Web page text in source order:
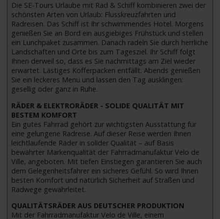
Die SE-Tours Urlaube mit Rad & Schiff kombinieren zwei der
schönsten Arten von Urlaub: Flusskreuzfahrten und
Radreisen. Das Schiff ist Ihr schwimmendes Hotel. Morgens
genießen Sie an Bord ein ausgiebiges Frühstück und stellen
ein Lunchpaket zusammen. Danach radeln Sie durch herrliche
Landschaften und Orte bis zum Tagesziel. Ihr Schiff folgt
Ihnen derweil so, dass es Sie nachmittags am Ziel wieder
erwartet. Lästiges Kofferpacken entfällt. Abends genießen
Sie ein leckeres Menü und lassen den Tag ausklingen:
gesellig oder ganz in Ruhe.
RÄDER & ELEKTRORÄDER - SOLIDE QUALITÄT MIT
BESTEM KOMFORT
Ein gutes Fahrrad gehört zur wichtigsten Ausstattung für
eine gelungene Radreise. Auf dieser Reise werden Ihnen
leichtlaufende Räder in solider Qualität – auf Basis
bewährter Markenqualität der Fahrradmanufaktur Velo de
Ville, angeboten. Mit tiefen Einstiegen garantieren Sie auch
dem Gelegenheitsfahrer ein sicheres Gefühl. So wird Ihnen
besten Komfort und natürlich Sicherheit auf Straßen und
Radwege gewährleitet.
QUALITÄTSRÄDER AUS DEUTSCHER PRODUKTION
Mit der Fahrradmanufaktur Velo de Ville, einem